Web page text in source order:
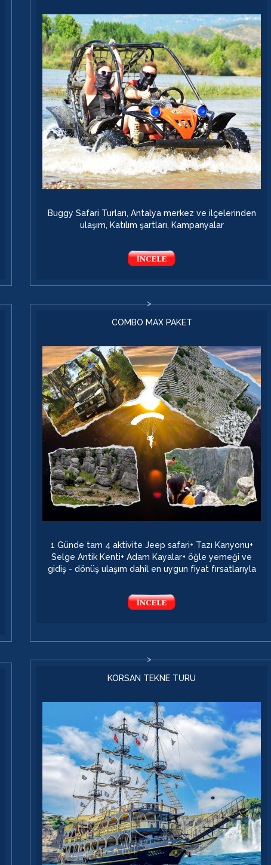
Buggy Safari Turları, Antalya merkez ve ilçelerinden
ulaşım, Katılım şartları, Kampanyalar
COMBO MAX PAKET
1 Günde tam 4 aktivite Jeep safari+ Tazı Kanyonu+
Selge Antik Kenti+ Adam Kayalar+ öğle yemeği ve
gidiş - dönüş ulaşım dahil en uygun fiyat fırsatlarıyla
KORSAN TEKNE TURU